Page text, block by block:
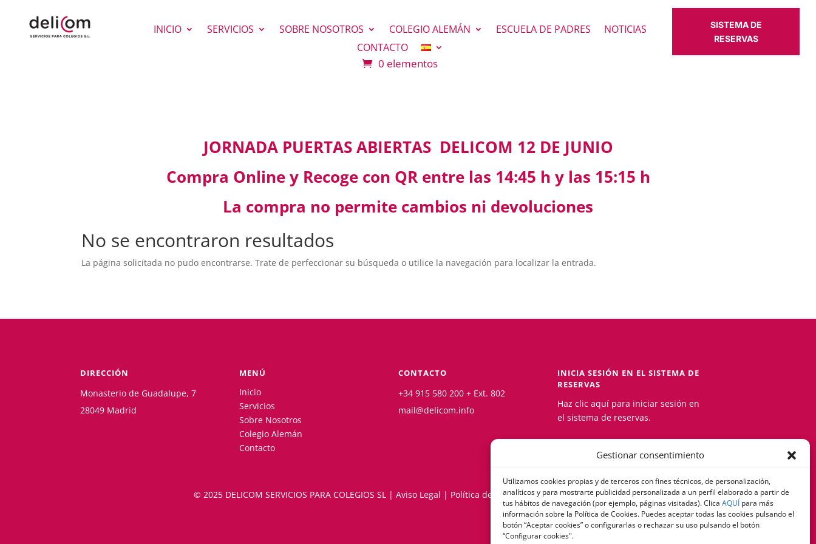
Gestionar consentimiento
Utilizamos cookies propias y de terceros con fines técnicos, de personalización,
analíticos y para mostrarte publicidad personalizada a un perfil elaborado a partir de
tus hábitos de navegación (por ejemplo, páginas visitadas). Clica AQUÍ para más
información sobre la Política de Cookies. Puedes aceptar todas las cookies pulsando el
botón “Aceptar cookies” o configurarlas o rechazar su uso pulsando el botón
“Configurar cookies".
INICIO SERVICIOS SOBRE NOSOTROS COLEGIO ALEMÁN ESCUELA DE PADRES
NOTICIAS
CONTACTO
0 elementos
SISTEMA DE
RESERVAS
JORNADA PUERTAS ABIERTAS DELICOM 12 DE JUNIO
Compra Online y Recoge con QR entre las 14:45 h y las 15:15 h
La compra no permite cambios ni devoluciones
No se encontraron resultados
La página solicitada no pudo encontrarse. Trate de perfeccionar su búsqueda o utilice la navegación para localizar la entrada.
DIRECCIÓN
Monasterio de Guadalupe, 7
28049 Madrid
MENÚ
Inicio
Servicios
Sobre Nosotros
Colegio Alemán
Contacto
CONTACTO
+34 915 580 200 + Ext. 802
mail@delicom.info
INICIA SESIÓN EN EL SISTEMA DE
RESERVAS
Haz clic aquí para iniciar sesión en
el sistema de reservas.
© 2025 DELICOM SERVICIOS PARA COLEGIOS SL | Aviso Legal | Política de Cookies|Política de Privacidad